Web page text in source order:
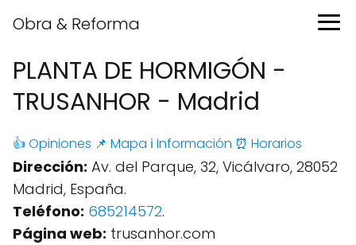
Obra & Reforma
PLANTA DE HORMIGÓN -
TRUSANHOR - Madrid
👍 Opiniones 📌 Mapa ℹ️ Información ⏰ Horarios
Dirección: Av. del Parque, 32, Vicálvaro, 28052
Madrid, España.
Teléfono: 685214572.
Página web: trusanhor.com